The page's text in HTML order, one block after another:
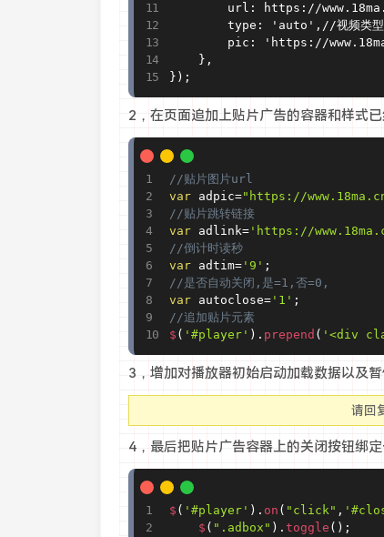
url: https://
        type: 'auto',//视频类型
pic: 'https://
    },
});
2，在页面追加上贴片广告的容器和样式
//贴片图片url
var adpic="https://
//贴片跳转链接
var adlink='https://
//倒计时读秒
var adtim='9' ;
//是否自动关闭,是=1,否=0,
var autoclose='1' ;
//追加贴片元素
$ ( '#player' ) . prepend ( '<div
3，增加对播放器初始启动加载数据以及
请回
4，最后把贴片广告容器上的关闭按钮绑
$ ( '#player' ) . on ( "click" ,
$ ( ".adbox" ) . toggle ( ) ;